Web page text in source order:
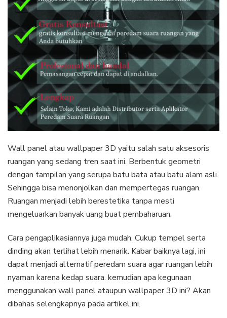
Wall panel atau wallpaper 3D yaitu salah satu aksesoris
ruangan yang sedang tren saat ini. Berbentuk geometri
dengan tampilan yang serupa batu bata atau batu alam asli.
Sehingga bisa menonjolkan dan mempertegas ruangan.
Ruangan menjadi lebih berestetika tanpa mesti
mengeluarkan banyak uang buat pembaharuan.
Cara pengaplikasiannya juga mudah. Cukup tempel serta
dinding akan terlihat lebih menarik. Kabar baiknya lagi, ini
dapat menjadi alternatif peredam suara agar ruangan lebih
nyaman karena kedap suara. kemudian apa kegunaan
menggunakan wall panel ataupun wallpaper 3D ini? Akan
dibahas selengkapnya pada artikel ini.